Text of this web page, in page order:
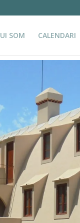
SOM CALENDARI